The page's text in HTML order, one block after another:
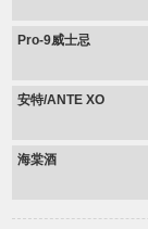
Pro-9威士忌
安特/ANTE XO
海棠酒